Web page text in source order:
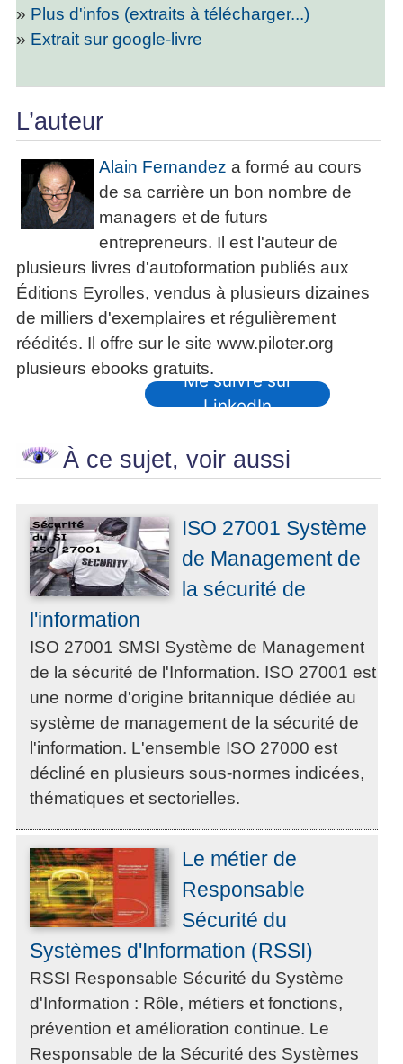
» Plus d'infos (extraits à télécharger...)
» Extrait sur google-livre
L’auteur
Alain Fernandez a formé au cours
de sa carrière un bon nombre de
managers et de futurs
entrepreneurs. Il est l'auteur de
plusieurs livres d'autoformation publiés aux
Éditions Eyrolles, vendus à plusieurs dizaines
de milliers d'exemplaires et régulièrement
réédités. Il offre sur le site www.piloter.org
plusieurs ebooks gratuits.
Me suivre sur
LinkedIn
À ce sujet, voir aussi
ISO 27001 Système
de Management de
la sécurité de
l'information
ISO 27001 SMSI Système de Management
de la sécurité de l'Information. ISO 27001 est
une norme d'origine britannique dédiée au
système de management de la sécurité de
l'information. L'ensemble ISO 27000 est
décliné en plusieurs sous-normes indicées,
thématiques et sectorielles.
Le métier de
Responsable
Sécurité du
Systèmes d'Information (RSSI)
RSSI Responsable Sécurité du Système
d'Information : Rôle, métiers et fonctions,
prévention et amélioration continue. Le
Responsable de la Sécurité des Systèmes